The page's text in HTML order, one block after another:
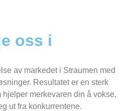
oss i
av markedet i Straumen med
Resultatet er en sterk
merkevaren din å vokse,
ut fra konkurrentene.